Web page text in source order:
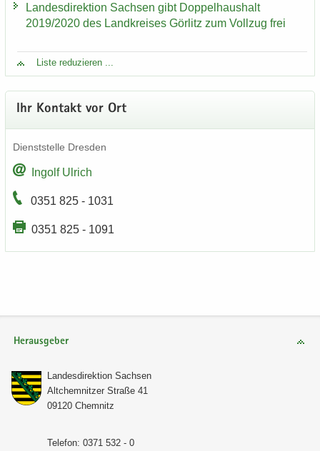
Lan­des­di­rek­ti­on Sach­sen gibt Dop­pel­haus­halt
2019/2020 des Land­krei­ses Gör­litz zum Voll­zug frei
Liste re­du­zie­ren ...
Ihr Kon­takt vor Ort
Dienst­stel­le Dres­den
In­golf Ul­rich
0351 825 - 1031
0351 825 - 1091
Herausgeber
Lan­des­di­rek­ti­on Sach­sen
Alt­chem­nit­zer Stra­ße 41
09120 Chem­nitz
Te­le­fon: 0371 532 - 0